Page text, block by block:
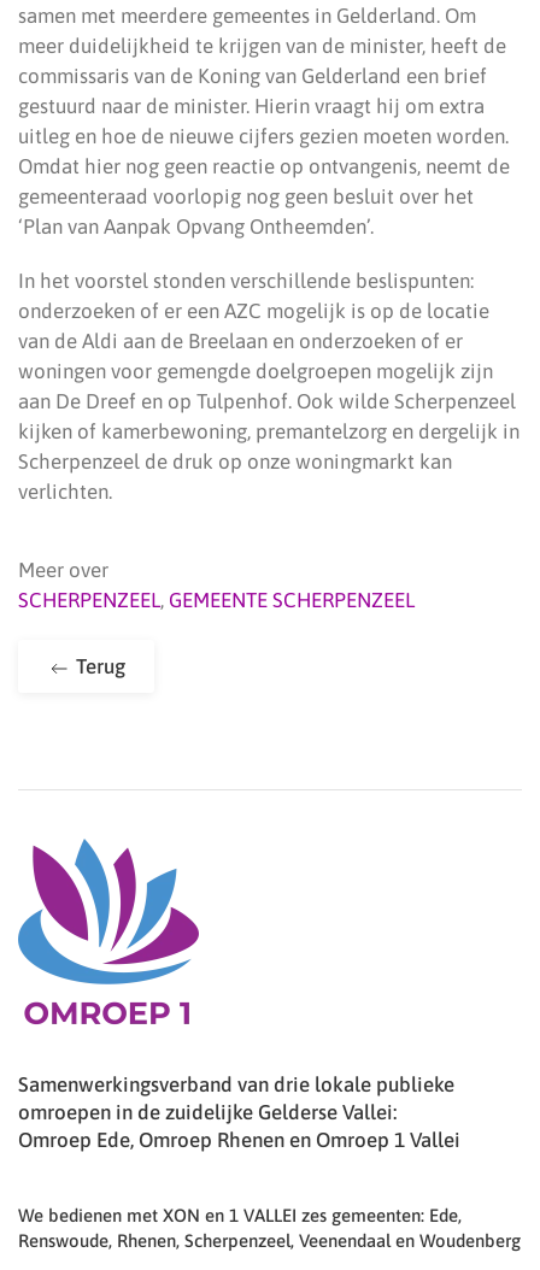
samen met meerdere gemeentes in Gelderland. Om
meer duidelijkheid te krijgen van de minister, heeft de
commissaris van de Koning van Gelderland een brief
gestuurd naar de minister. Hierin vraagt hij om extra
uitleg en hoe de nieuwe cijfers gezien moeten worden.
Omdat hier nog geen reactie op ontvangenis, neemt de
gemeenteraad voorlopig nog geen besluit over het
‘Plan van Aanpak Opvang Ontheemden’.
In het voorstel stonden verschillende beslispunten:
onderzoeken of er een AZC mogelijk is op de locatie
van de Aldi aan de Breelaan en onderzoeken of er
woningen voor gemengde doelgroepen mogelijk zijn
aan De Dreef en op Tulpenhof. Ook wilde Scherpenzeel
kijken of kamerbewoning, premantelzorg en dergelijk in
Scherpenzeel de druk op onze woningmarkt kan
verlichten.
Meer over
SCHERPENZEEL, GEMEENTE SCHERPENZEEL
Terug
Samenwerkingsverband van drie lokale publieke
omroepen in de zuidelijke Gelderse Vallei:
Omroep Ede, Omroep Rhenen en Omroep 1 Vallei
We bedienen met XON en 1 VALLEI zes gemeenten: Ede,
Renswoude, Rhenen, Scherpenzeel, Veenendaal en Woudenberg